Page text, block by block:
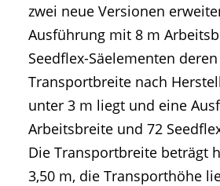
zwei neue Versionen
Ausführung mit 8 m
Seedflex-Säelementen deren
Transportbreite nach
unter 3 m liegt und eine
Arbeitsbreite und 72
Die Transportbreite beträgt
3,50 m, die Transporthöhe